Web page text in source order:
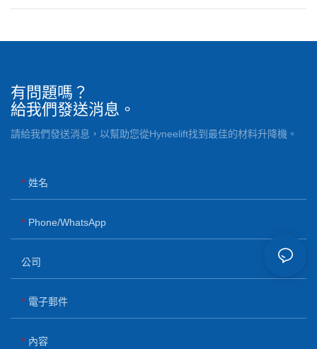
有問題嗎？
給我們發送消息。
請給我們發送消息，以幫助您從Hyneelift找到最佳的材料升降機。
姓名
Phone/whatsApp
公司
電子郵件
內容